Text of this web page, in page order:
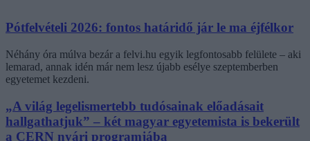
Pótfelvételi 2026: fontos határidő jár le ma éjfélkor
Néhány óra múlva bezár a felvi.hu egyik legfontosabb felülete – aki
lemarad, annak idén már nem lesz újabb esélye szeptemberben
egyetemet kezdeni.
„A világ legelismertebb tudósainak előadásait
hallgathatjuk” – két magyar egyetemista is bekerült
a CERN nyári programjába